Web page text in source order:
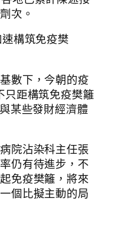
次。
構筑免疫樊
數下，今朝的疫
只距構筑免疫樊籬
某些發財經濟體
院沾染科主任張
仍有待進步，不
免疫樊籬，將來
個比擬主動的局